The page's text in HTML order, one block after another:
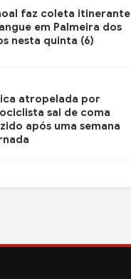
faz coleta itinerante
em Palmeira dos
nesta quinta (6)
atropelada por
sai de coma
após uma semana